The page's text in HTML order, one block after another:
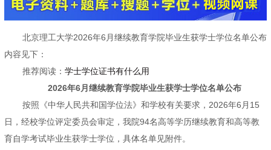
北京理工大学2026年6月继续教育学院毕业生获学士学位名单公布
内容见下：
推荐阅读： 学士学位证书有什么用
2026年6月继续教育学院毕业生获学士学位名单公布
按照《中华人民共和国学位法》和学校有关要求，2026年6月15
日，经校学位评定委员会审定，我院94名高等学历继续教育和高等教
育自学考试毕业生获学士学位，具体名单见附件。